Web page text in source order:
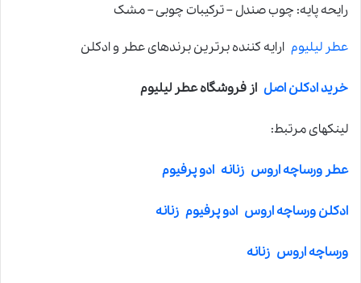
رایحه پایه: چوب صندل – ترکیبات چوبی – مشک
عطر لیلیوم ارایه کننده برترین برندهای عطر و ادکلن
خرید ادکلن اصل از فروشگاه عطر لیلیوم
لینکهای مرتبط:
عطر ورساچه اروس زنانه ادو پرفیوم
ادکلن ورساچه اروس ادو پرفیوم زنانه
ورساچه اروس زنانه